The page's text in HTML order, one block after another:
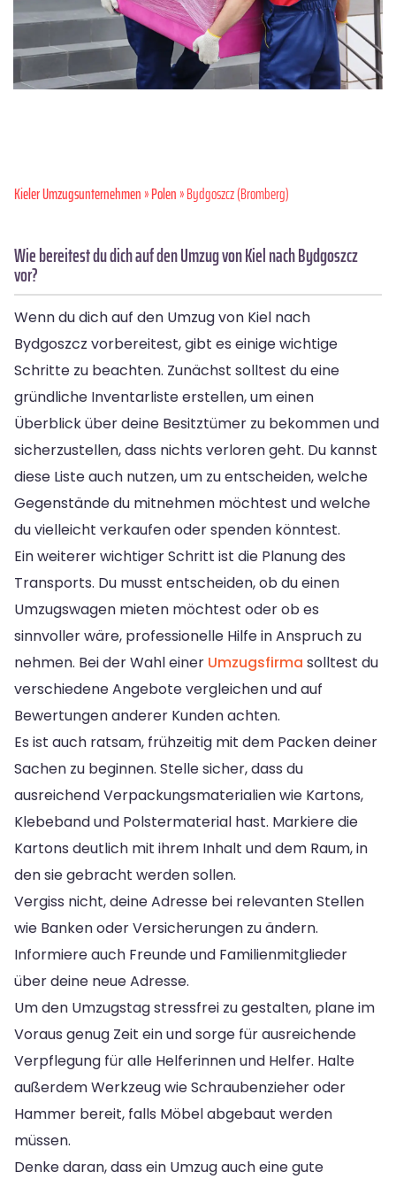
Kieler Umzugsunternehmen»Polen» Bydgoszcz (Bromberg)
Wie bereitest du dich auf den Umzug von Kiel nach Bydgoszcz
vor?
Wenn du dich auf den Umzug von Kiel nach
Bydgoszcz vorbereitest, gibt es einige wichtige
Schritte zu beachten. Zunächst solltest du eine
gründliche Inventarliste erstellen, um einen
Überblick über deine Besitztümer zu bekommen und
sicherzustellen, dass nichts verloren geht. Du kannst
diese Liste auch nutzen, um zu entscheiden, welche
Gegenstände du mitnehmen möchtest und welche
du vielleicht verkaufen oder spenden könntest.
Ein weiterer wichtiger Schritt ist die Planung des
Transports. Du musst entscheiden, ob du einen
Umzugswagen mieten möchtest oder ob es
sinnvoller wäre, professionelle Hilfe in Anspruch zu
nehmen. Bei der Wahl einer Umzugsfirma solltest du
verschiedene Angebote vergleichen und auf
Bewertungen anderer Kunden achten.
Es ist auch ratsam, frühzeitig mit dem Packen deiner
Sachen zu beginnen. Stelle sicher, dass du
ausreichend Verpackungsmaterialien wie Kartons,
Klebeband und Polstermaterial hast. Markiere die
Kartons deutlich mit ihrem Inhalt und dem Raum, in
den sie gebracht werden sollen.
Vergiss nicht, deine Adresse bei relevanten Stellen
wie Banken oder Versicherungen zu ändern.
Informiere auch Freunde und Familienmitglieder
über deine neue Adresse.
Um den Umzugstag stressfrei zu gestalten, plane im
Voraus genug Zeit ein und sorge für ausreichende
Verpflegung für alle Helferinnen und Helfer. Halte
außerdem Werkzeug wie Schraubenzieher oder
Hammer bereit, falls Möbel abgebaut werden
müssen.
Denke daran, dass ein Umzug auch eine gute